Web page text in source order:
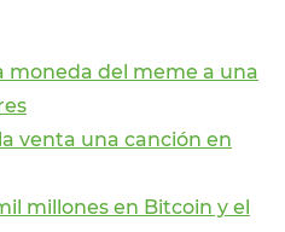
moneda del meme a una
venta una canción en
millones en Bitcoin y el